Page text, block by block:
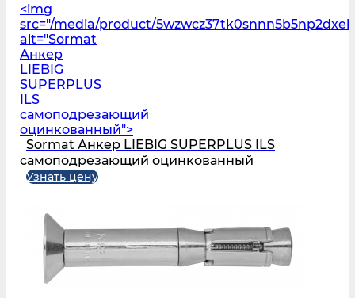
<img
src="/media/product/
alt="Sormat
Анкер
LIEBIG
SUPERPLUS
ILS
самоподрезающий
оцинкованный">
Sormat Анкер LIEBIG SUPERPLUS ILS
самоподрезающий оцинкованный
Узнать цену